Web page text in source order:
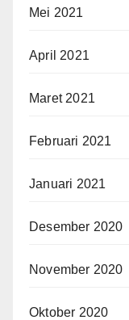
Mei 2021
April 2021
Maret 2021
Februari 2021
Januari 2021
Desember 2020
November 2020
Oktober 2020